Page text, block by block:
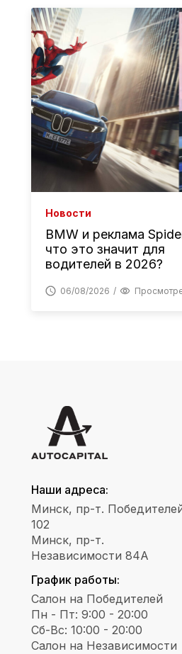
Новости
BMW и реклама
что это значит для
водителей в 2026?
06/08/2026
Наши адреса:
Минск, пр-т.
102
Минск, пр-т.
Независимости 84А
График работы:
Салон на Победителей
Пн - Пт: 9:00 - 20:00
Сб-Вс: 10:00 - 20:00
Салон на Независимости